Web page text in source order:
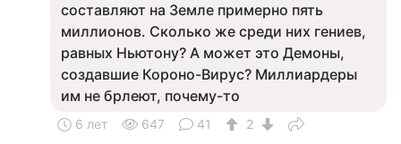
составляют на Земле примерно пять
миллионов. Сколько же среди них гениев,
равных Ньютону? А может это Демоны,
создавшие Короно-Вирус? Миллиардеры
им не брлеют, почему-то
6 лет 647 41 2